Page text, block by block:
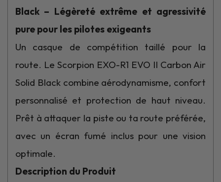
Black – Légèreté extrême et agressivité
pure pour les pilotes exigeants
Un casque de compétition taillé pour la
route. Le Scorpion EXO-R1 EVO II Carbon Air
Solid Black combine aérodynamisme, confort
personnalisé et protection de haut niveau.
Prêt à attaquer la piste ou ta route préférée,
avec un écran fumé inclus pour une vision
optimale.
Description du Produit